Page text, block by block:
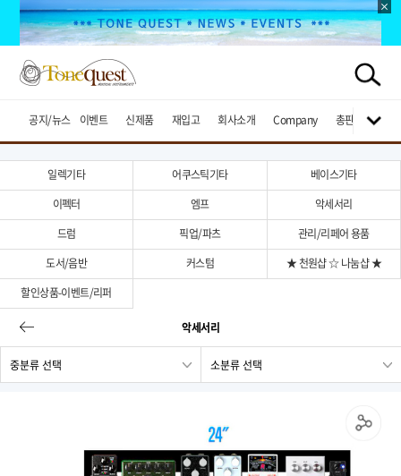
공지/뉴스 이벤트 신제품 재입고 회사소개 Company 총판브랜드
일렉기타 어쿠스틱기타
베이스기타
이펙터
엠프
악세서리
드럼
픽업/파츠
관리/리페어 용품
도서/음반
커스텀
★ 천원샵 ☆ 나눔샵 ★
할인상품-이벤트/리퍼
악세서리